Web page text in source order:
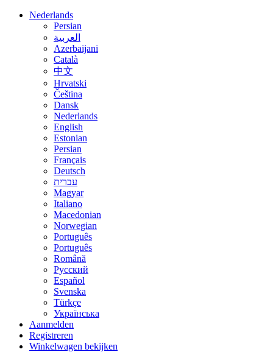
Nederlands
Persian
العربية
Azerbaijani
Català
中文
Hrvatski
Čeština
Dansk
Nederlands
English
Estonian
Persian
Français
Deutsch
עברית
Magyar
Italiano
Macedonian
Norwegian
Português
Português
Română
Русский
Español
Svenska
Türkçe
Українська
Aanmelden
Registreren
Winkelwagen bekijken